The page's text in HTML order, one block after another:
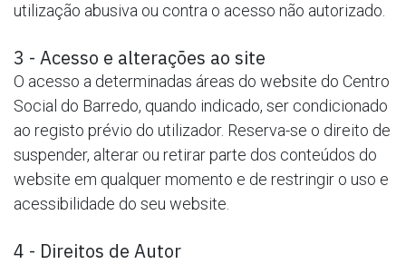
utilização abusiva ou contra o acesso não autorizado.
3 - Acesso e alterações ao site
O acesso a determinadas áreas do website do Centro
Social do Barredo, quando indicado, ser condicionado
ao registo prévio do utilizador. Reserva-se o direito de
suspender, alterar ou retirar parte dos conteúdos do
website em qualquer momento e de restringir o uso e
acessibilidade do seu website.
4 - Direitos de Autor